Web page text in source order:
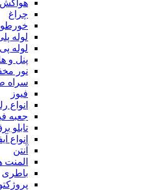
هواکش
چراغ
لوله
لوله
پنل و
نور
سراه
فیوز
انواع
جعبه
تابلو
انواع
آنتن
المنت
باطری